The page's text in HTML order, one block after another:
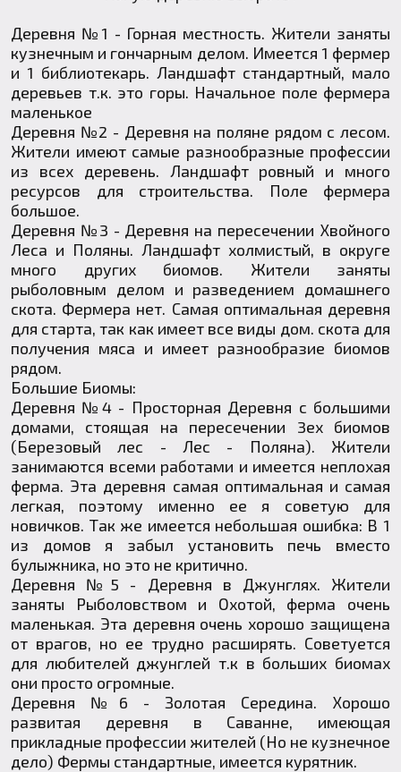
Деревня №1 - Горная местность. Жители заняты
кузнечным и гончарным делом. Имеется 1 фермер
и 1 библиотекарь. Ландшафт стандартный, мало
деревьев т.к. это горы. Начальное поле фермера
маленькое
Деревня №2 - Деревня на поляне рядом с лесом.
Жители имеют самые разнообразные профессии
из всех деревень. Ландшафт ровный и много
ресурсов для строительства. Поле фермера
большое.
Деревня №3 - Деревня на пересечении Хвойного
Леса и Поляны. Ландшафт холмистый, в округе
много других биомов. Жители заняты
рыболовным делом и разведением домашнего
скота. Фермера нет. Самая оптимальная деревня
для старта, так как имеет все виды дом. скота для
получения мяса и имеет разнообразие биомов
рядом.
Большие Биомы:
Деревня №4 - Просторная Деревня с большими
домами, стоящая на пересечении 3ех биомов
(Березовый лес - Лес - Поляна). Жители
занимаются всеми работами и имеется неплохая
ферма. Эта деревня самая оптимальная и самая
легкая, поэтому именно ее я советую для
новичков. Так же имеется небольшая ошибка: В 1
из домов я забыл установить печь вместо
булыжника, но это не критично.
Деревня №5 - Деревня в Джунглях. Жители
заняты Рыболовством и Охотой, ферма очень
маленькая. Эта деревня очень хорошо защищена
от врагов, но ее трудно расширять. Советуется
для любителей джунглей т.к в больших биомах
они просто огромные.
Деревня №6 - Золотая Середина. Хорошо
развитая деревня в Саванне, имеющая
прикладные профессии жителей (Но не кузнечное
дело) Фермы стандартные, имеется курятник.